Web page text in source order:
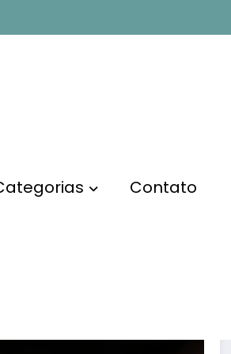
Contato